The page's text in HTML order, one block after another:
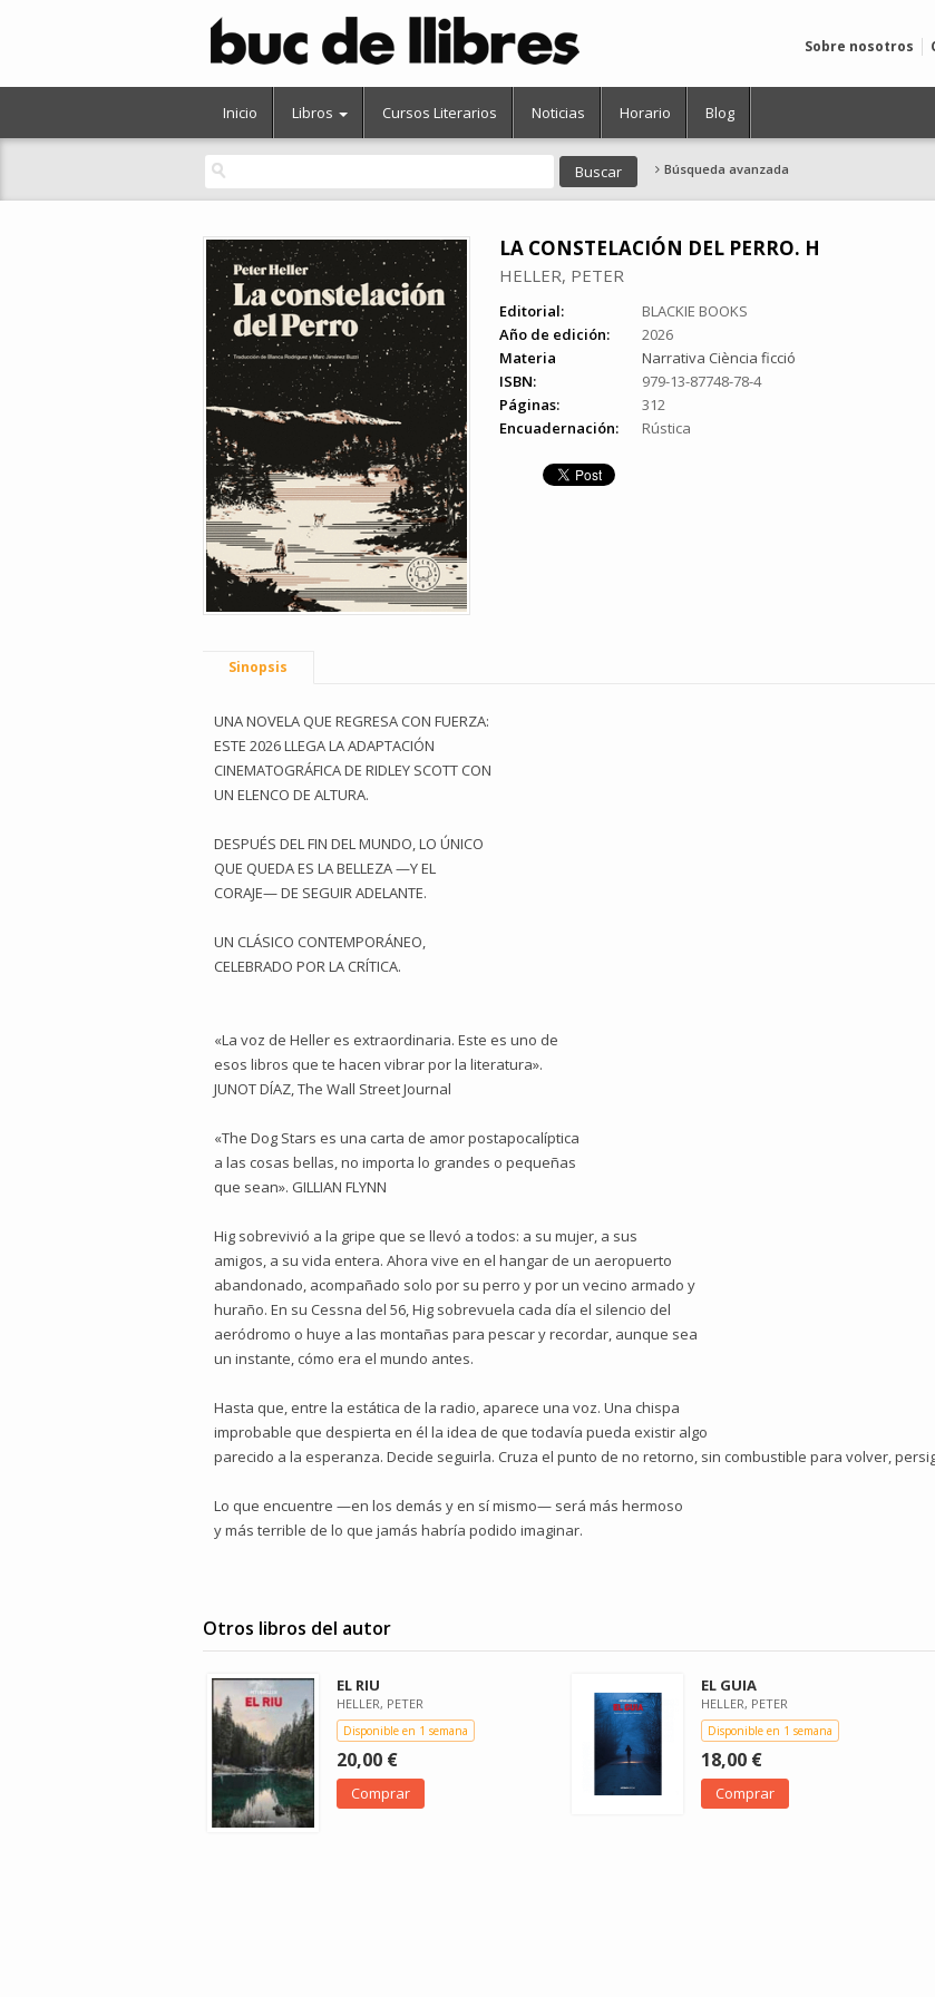
Sobre nosotros
Inicio Libros Cursos Literarios Noticias Horario Blog
Búsqueda avanzada
LA CONSTELACIÓN DEL PERRO. H
HELLER, PETER
Editorial:
BLACKIE BOOKS
Año de edición:
2026
Materia
Narrativa Ciència ficció
ISBN:
979-13-87748-78-4
Páginas:
312
Encuadernación:
Rústica
Sinopsis
UNA NOVELA QUE REGRESA CON FUERZA:
ESTE 2026 LLEGA LA ADAPTACIÓN
CINEMATOGRÁFICA DE RIDLEY SCOTT CON
UN ELENCO DE ALTURA.
DESPUÉS DEL FIN DEL MUNDO, LO ÚNICO
QUE QUEDA ES LA BELLEZA —Y EL
CORAJE— DE SEGUIR ADELANTE.
UN CLÁSICO CONTEMPORÁNEO,
CELEBRADO POR LA CRÍTICA.
«La voz de Heller es extraordinaria. Este es uno de
esos libros que te hacen vibrar por la literatura».
JUNOT DÍAZ, The Wall Street Journal
«The Dog Stars es una carta de amor postapocalíptica
a las cosas bellas, no importa lo grandes o pequeñas
que sean». GILLIAN FLYNN
Hig sobrevivió a la gripe que se llevó a todos: a su mujer, a sus
amigos, a su vida entera. Ahora vive en el hangar de un aeropuerto
abandonado, acompañado solo por su perro y por un vecino armado y
huraño. En su Cessna del 56, Hig sobrevuela cada día el silencio del
aeródromo o huye a las montañas para pescar y recordar, aunque sea
un instante, cómo era el mundo antes.
Hasta que, entre la estática de la radio, aparece una voz. Una chispa
improbable que despierta en él la idea de que todavía pueda existir algo
parecido a la esperanza. Decide seguirla. Cruza el punto de no retorno, sin combustible para volver,
Lo que encuentre —en los demás y en sí mismo— será más hermoso
y más terrible de lo que jamás habría podido imaginar.
Otros libros del autor
EL RIU
HELLER, PETER
Disponible en 1 semana
20,00 €
Comprar
EL GUIA
HELLER, PETER
Disponible en 1 semana
18,00 €
Comprar